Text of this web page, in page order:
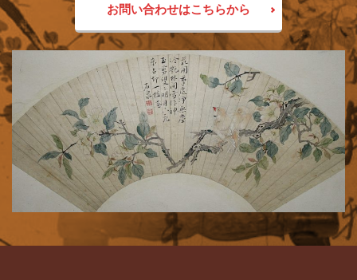
お問い合わせはこちらから